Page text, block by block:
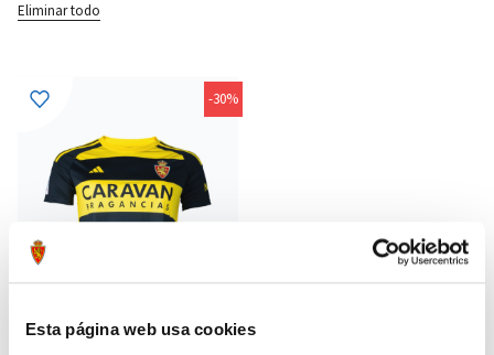
Esta página web usa cookies
Eliminar todo
-30%